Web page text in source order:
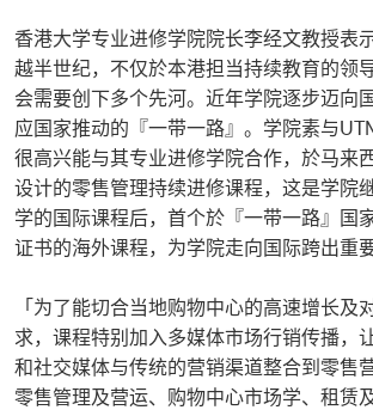
香港大学专业进修学院院长李经文教授表
越半世纪，不仅於本港担当持续教育的领
会需要创下多个先河。近年学院逐步迈向
应国家推动的『一带一路』。学院素与
很高兴能与其专业进修学院合作，於马来
设计的零售管理持续进修课程，这是学院
学的国际课程后，首个於『一带一路』国
证书的海外课程，为学院走向国际跨出重
「为了能切合当地购物中心的高速增长及
求，课程特别加入多媒体市场行销传播，
和社交媒体与传统的营销渠道整合到零售
零售管理及营运、购物中心市场学、租赁